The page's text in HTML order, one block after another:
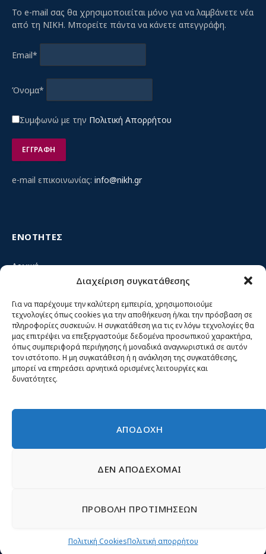
Διαχείριση συγκατάθεσης
Για να παρέχουμε την καλύτερη εμπειρία, χρησιμοποιούμε
τεχνολογίες όπως cookies για την αποθήκευση ή/και την πρόσβαση σε
πληροφορίες συσκευών. Η συγκατάθεση για τις εν λόγω τεχνολογίες θα
μας επιτρέψει να επεξεργαστούμε δεδομένα προσωπικού χαρακτήρα,
όπως συμπεριφορά περιήγησης ή μοναδικά αναγνωριστικά σε αυτόν
τον ιστότοπο. Η μη συγκατάθεση ή η ανάκληση της συγκατάθεσης,
μπορεί να επηρεάσει αρνητικά ορισμένες λειτουργίες και
δυνατότητες.
ΑΠΟΔΟΧΗ
ΔΕΝ ΑΠΟΔΕΧΟΜΑΙ
ΠΡΟΒΟΛΗ ΠΡΟΤΙΜΗΣΕΩΝ
Πολιτική CookiesΠολιτική απορρήτου
Το e-mail σας θα χρησιμοποιείται μόνο για να λαμβάνετε νέα
από τη ΝΙΚΗ. Μπορείτε πάντα να κάνετε απεγγράφη.
Email*
Όνομα*
Συμφωνώ με την Πολιτική Απορρήτου
e-mail επικοινωνίας: info@nikh.gr
ΕΝΟΤΗΤΕΣ
Αρχική
Κίνημα ΝΙΚΗ – Ποιοι είμαστε, αρχές & δράση
Θέσεις
Πρόσωπα
Όργανα και ομάδες
Βίντεο
Δελτία Τύπου
© 2026 Νίκη
Έντυπα
Εγγραφή μέλους
Γίνε φίλος